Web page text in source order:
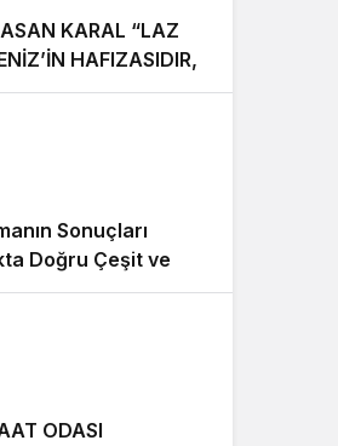
KARAL “LAZ
HAFIZASIDIR,
Sonuçları
Doğru Çeşit ve
ODASI